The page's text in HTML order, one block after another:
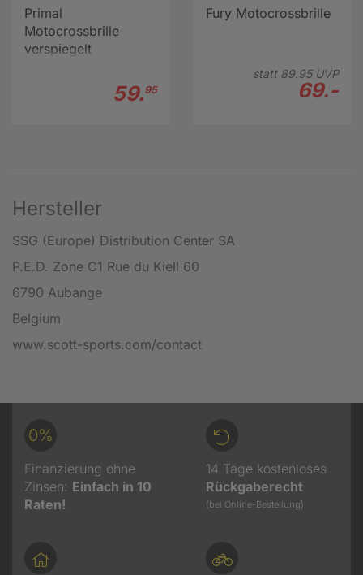
Primal
Motocrossbrille
verspiegelt
59.95
Fury Motocrossbrille
statt 89.95UVP
69.-
Hersteller
SSG (Europe) Distribution Center SA
P.E.D. Zone C1 Rue du Kiell 60
6790 Aubange
Belgium
www.scott-sports.com/contact
0%
Finanzierung ohne
Zinsen: Einfach in 10
Raten!
14 Tage kostenloses
Rückgaberecht
(bei Online-Bestellung)